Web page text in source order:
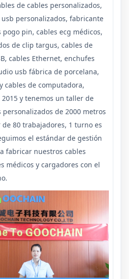
de cables personalizados,
personalizados, fabricante
pin, cables ecg médicos,
de clip targus, cables de
cables Ethernet, enchufes
usb fábrica de porcelana,
cables de computadora,
y tenemos un taller de
de 2000 metros
80 trabajadores, 1 turno es
el estándar de gestión
fabricar nuestros cables
médicos y cargadores con el